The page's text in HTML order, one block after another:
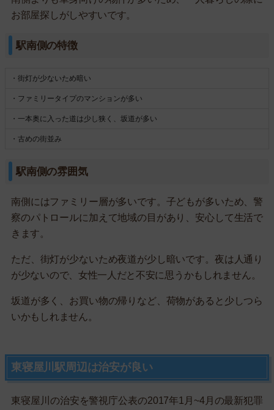
お部屋探しがしやすいです。
駅南側の特徴
・街灯が少ないため暗い
・ファミリータイプのマンションが多い
・一本奥に入った道は少し狭く、坂道が多い
・古めの街並み
駅南側の雰囲気
南側にはファミリー層が多いです。子どもが多いため、警
察のパトロールに加えて地域の目があり、安心して生活で
きます。
ただ、街灯が少ないため夜道が少し暗いです。夜は人通り
が少ないので、女性一人だと不安に思うかもしれません。
坂道が多く、お買い物の帰りなど、荷物があると少しつら
いかもしれません。
東寝屋川駅周辺は治安が良い
東寝屋川の治安を警視庁公表の2017年1月~4月の最新犯罪